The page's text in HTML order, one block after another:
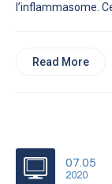
l’inflammasome.
Read More
07.05
2020